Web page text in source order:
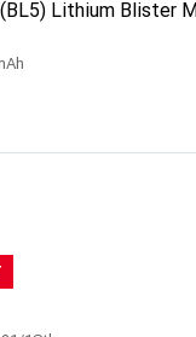
Lithium Blister